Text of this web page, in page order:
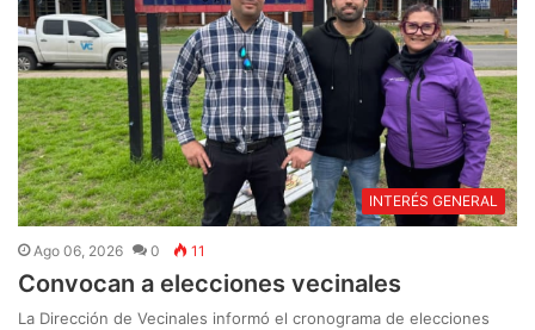
INTERÉS GENERAL
Ago 06, 2026 0 11
Convocan a elecciones vecinales
La Dirección de Vecinales informó el cronograma de elecciones